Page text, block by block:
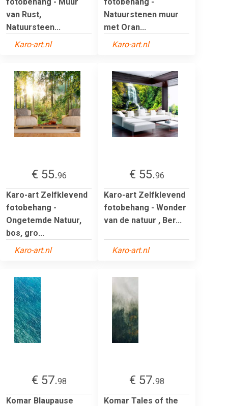
van Rust,
Natuursteen...
Karo-art.nl
Natuurstenen muur
met Oran...
Karo-art.nl
€ 55.96
Karo-art Zelfklevend
fotobehang -
Ongetemde Natuur,
bos, gro...
Karo-art.nl
€ 55.96
Karo-art Zelfklevend
fotobehang - Wonder
van de natuur , Ber...
Karo-art.nl
€ 57.98
Komar Blaupause
€ 57.98
Komar Tales of the